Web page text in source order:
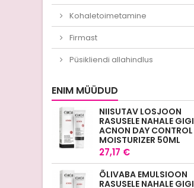
Kohaletoimetamine
Firmast
Püsikliendi allahindlus
ENIM MÜÜDUD
NIISUTAV LOSJOON
RASUSELE NAHALE GIGI
ACNON DAY CONTROL
MOISTURIZER 50ML
27,17 €
ÕLIVABA EMULSIOON
RASUSELE NAHALE GIGI